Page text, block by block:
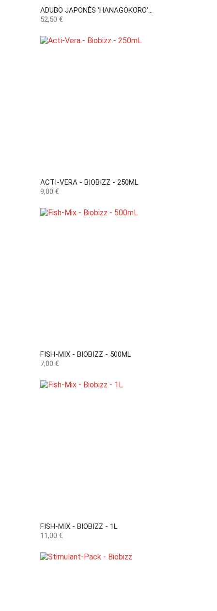
ADUBO JAPONÊS 'HANAGOKORO'...
Preço
52,50 €
ACTI-VERA - BIOBIZZ - 250ML
Preço
9,00 €
FISH-MIX - BIOBIZZ - 500ML
Preço
7,00 €
FISH-MIX - BIOBIZZ - 1L
Preço
11,00 €